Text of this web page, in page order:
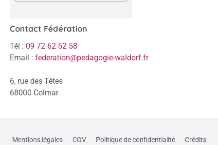
Contact Fédération
Tél : 09 72 62 52 58
Email : federation@pedagogie-waldorf.fr
6, rue des Têtes
68000 Colmar
Mentions légales CGV Politique de confidentialité Crédits